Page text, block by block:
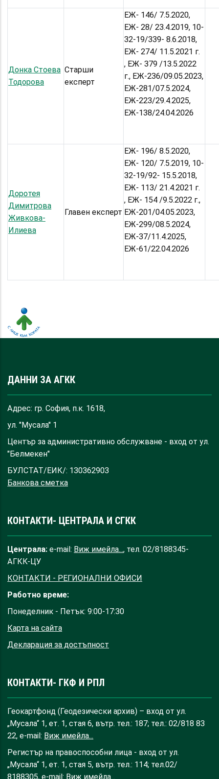
Донка Стоева
Тодорова
Старши
експерт
ЕЖ- 146/ 7.5.2020,
ЕЖ- 28/ 23.4.2019, 10-
32-19/339- 8.6.2018,
ЕЖ- 274/ 11.5.2021 г.
, ЕЖ- 379 /13.5.2022
г., ЕЖ-236/09.05.2023,
ЕЖ-281/07.5.2024,
ЕЖ-223/29.4.2025,
ЕЖ-138/24.04.2026
Доротея
Димитрова
Живкова-
Илиева
Главен експерт
ЕЖ- 196/ 8.5.2020,
ЕЖ- 120/ 7.5.2019, 10-
32-19/92- 15.5.2018,
ЕЖ- 113/ 21.4.2021 г.
, ЕЖ- 154 /9.5.2022 г.,
ЕЖ-201/04.05.2023,
ЕЖ-299/08.5.2024,
ЕЖ-37/11.4.2025,
ЕЖ-61/22.04.2026
ДАННИ ЗА АГКК
Адрес: гр. София, п.к. 1618,
ул. "Мусала" 1
Център за административно обслужване - вход от ул.
"Белмекен"
БУЛСТАТ/ЕИК/: 130362903
Банкова сметка
КОНТАКТИ- ЦЕНТРАЛА И СГКК
Централа: e-mail: Виж имейла..., тел. 02/8188345-
АГКК-ЦУ
КОНТАКТИ - РЕГИОНАЛНИ ОФИСИ
Работно време:
Понеделник - Петък: 9:00-17:30
Карта на сайта
Декларация за достъпност
КОНТАКТИ- ГКФ И РПЛ
Геокартфонд (Геодезически архив) – вход от ул.
„Мусала“ 1, ет. 1, стая 6, вътр. тел.: 187; тел.: 02/818 83
22, e-mail: Виж имейла...
Регистър на правоспособни лица - вход от ул.
„Мусала“ 1, ет. 1, стая 5, вътр. тел.: 114; тел.02/
8188305, e-mail: Виж имейла...